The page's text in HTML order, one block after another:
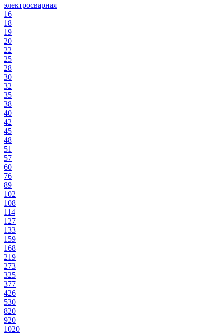
электросварная
16
18
19
20
22
25
28
30
32
35
38
40
42
45
48
51
57
60
76
89
102
108
114
127
133
159
168
219
273
325
377
426
530
820
920
1020